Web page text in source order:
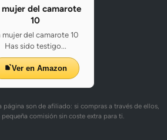
mujer del camarote
10
mujer del camarote 10
Has sido testigo...
Ver en Amazon
página son de afiliado: si compras a través de ellos,
comisión sin coste extra para ti.